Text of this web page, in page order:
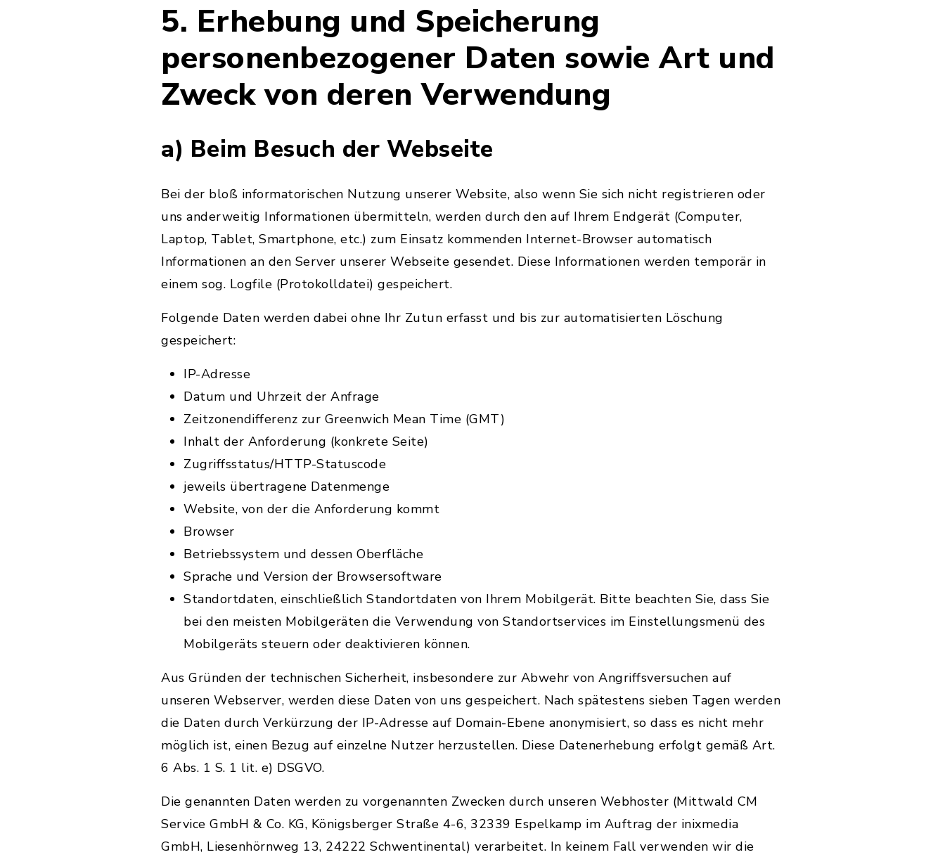
5. Erhebung und Speicherung
personenbezogener Daten sowie Art und
Zweck von deren Verwendung
a) Beim Besuch der Webseite
Bei der bloß informatorischen Nutzung unserer Website, also wenn Sie sich nicht registrieren oder
uns anderweitig Informationen übermitteln, werden durch den auf Ihrem Endgerät (Computer,
Laptop, Tablet, Smartphone, etc.) zum Einsatz kommenden Internet-Browser automatisch
Informationen an den Server unserer Webseite gesendet. Diese Informationen werden temporär in
einem sog. Logfile (Protokolldatei) gespeichert.
Folgende Daten werden dabei ohne Ihr Zutun erfasst und bis zur automatisierten Löschung
gespeichert:
IP-Adresse
Datum und Uhrzeit der Anfrage
Zeitzonendifferenz zur Greenwich Mean Time (GMT)
Inhalt der Anforderung (konkrete Seite)
Zugriffsstatus/HTTP-Statuscode
jeweils übertragene Datenmenge
Website, von der die Anforderung kommt
Browser
Betriebssystem und dessen Oberfläche
Sprache und Version der Browsersoftware
Standortdaten, einschließlich Standortdaten von Ihrem Mobilgerät. Bitte beachten Sie, dass Sie
bei den meisten Mobilgeräten die Verwendung von Standortservices im Einstellungsmenü des
Mobilgeräts steuern oder deaktivieren können.
Aus Gründen der technischen Sicherheit, insbesondere zur Abwehr von Angriffsversuchen auf
unseren Webserver, werden diese Daten von uns gespeichert. Nach spätestens sieben Tagen werden
die Daten durch Verkürzung der IP-Adresse auf Domain-Ebene anonymisiert, so dass es nicht mehr
möglich ist, einen Bezug auf einzelne Nutzer herzustellen. Diese Datenerhebung erfolgt gemäß Art.
6 Abs. 1 S. 1 lit. e) DSGVO.
Die genannten Daten werden zu vorgenannten Zwecken durch unseren Webhoster (Mittwald CM
Service GmbH & Co. KG, Königsberger Straße 4-6, 32339 Espelkamp im Auftrag der inixmedia
GmbH, Liesenhörnweg 13, 24222 Schwentinental) verarbeitet. In keinem Fall verwenden wir die